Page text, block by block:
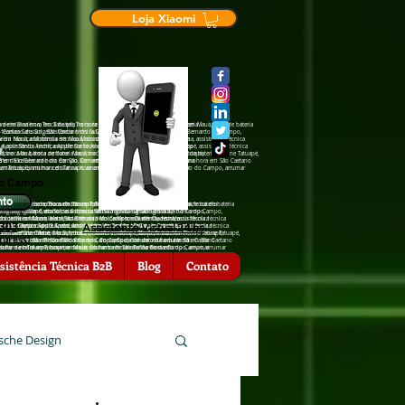
Diadema, Troca de tela na hora em Tatuapé, Troca de tela na hora em Mauá, troca de bateria
Sansumg São Caetano do Sul, assistência †écnica Sansumg São Bernardo do Campo,
†écnica Motorola em Mauá, assistência †écnica Motorola em Diadema, assistência †écnica
†écnica Apple Santo André, assistência †écnica Apple Tatuapé, assistência †écnica
de bateria zenfone Mauá, troca de bateria zenfone Tatuapé, troca de bateria iPhone Tatuapé,
de celular na hora em São Bernardo do Campo, Conserto de celular na hora em São Caetano
celular na hora emTatuapé, arrumar celular na hora em São Bernardo do Campo, arrumar
de tela na hora em Tatuapé, Troca de tela na hora em Mauá, troca de bateria
São Caetano do Sul, assistência †écnica Sansumg São Bernardo do Campo,
em Mauá, assistência †écnica Motorola em Diadema, assistência †écnica
Apple Santo André, assistência †écnica Apple Tatuapé, assistência †écnica
zenfone Mauá, troca de bateria zenfone Tatuapé, troca de bateria iPhone Tatuapé,
hora em São Bernardo do Campo, Conserto de celular na hora em São Caetano
emTatuapé, arrumar celular na hora em São Bernardo do Campo, arrumar
em Diadema, Troca de tela na hora em Tatuapé, Troca de tela na hora
Tatuapé, assistência †écnica Sansumg São Caetano do Sul,
†écnica Motorola em São Bernardo do Campo, assistência †écnica
Caetano do Sul, assistência †écnica Zenfone Tatuapé, assistência
São Caetano o Sul, troca de bateria zenfone São Bernardo do
de bateria iPhone São Bernardo do Campo, Conserto de celular na
de celular na hora em Mauá, Conserto de celular na hora em
celular na hora em Diadema.
Troca de tela na hora em Tatuapé, Troca de tela na hora em Mauá, troca de bateria
São Caetano do Sul, assistência †écnica Sansumg São Bernardo do Campo,
Motorola em Mauá, assistência †écnica Motorola em Diadema, assistência †écnica
†écnica Apple Santo André, assistência †écnica Apple Tatuapé, assistência †écnica
bateria zenfone Mauá, troca de bateria zenfone Tatuapé, troca de bateria iPhone Tatuapé,
na hora em São Bernardo do Campo, Conserto de celular na hora em São Caetano
na hora emTatuapé, arrumar celular na hora em São Bernardo do Campo, arrumar
tela na hora em Tatuapé, Troca de tela na hora em Mauá, troca de bateria
do Sul, assistência †écnica Sansumg São Bernardo do Campo,
Mauá, assistência †écnica Motorola em Diadema, assistência †écnica
Santo André, assistência †écnica Apple Tatuapé, assistência †écnica
Mauá, troca de bateria zenfone Tatuapé, troca de bateria iPhone Tatuapé,
São Bernardo do Campo, Conserto de celular na hora em São Caetano
arrumar celular na hora em São Bernardo do Campo, arrumar
Loja Xiaomi
Campo
Assistente Virtual 24 hs
Técnica B2B Blog Contato
Design